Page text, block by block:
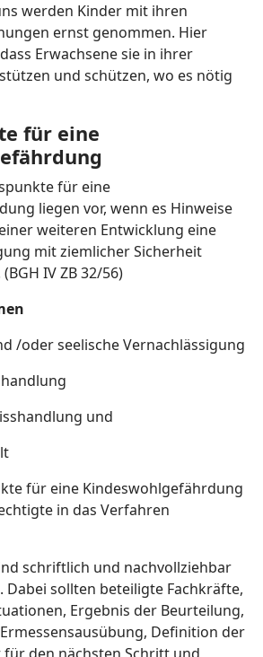
werden Kinder mit ihren
ernst genommen. Hier
Erwachsene sie in ihrer
und schützen, wo es nötig
für eine
für eine
liegen vor, wenn es Hinweise
weiteren Entwicklung eine
mit ziemlicher Sicherheit
IV ZB 32/56)
/oder seelische Vernachlässigung
und
für eine Kindeswohlgefährdung
in das Verfahren
schriftlich und nachvollziehbar
sollten beteiligte Fachkräfte,
Ergebnis der Beurteilung,
Definition der